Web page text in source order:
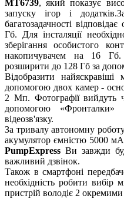
MT6739, який показує
запуску ігор і
багатозадачності
Гб. Для інсталяції
зберігання особистого
накопичувачем на 16
розширити до 128 Гб за
Відобразити
допомогою двох камер -
2 Мп. Фотографії вийдуть
допомогою «Фронталки»
відеозв'язку.
За тривалу автономну
акумулятор ємністю 5000
PumpExpress Ви завжди
важливий дзвінок.
Також в смартфоні
необхідність робити
пристрій володіє 2